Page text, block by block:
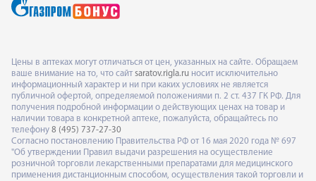
Цены в аптеках могут отличаться от цен, указанных на сайте. Обращаем
ваше внимание на то, что сайт saratov.rigla.ru носит исключительно
информационный характер и ни при каких условиях не является
публичной офертой, определяемой положениями п. 2 ст. 437 ГК РФ. Для
получения подробной информации о действующих ценах на товар и
наличии товара в конкретной аптеке, пожалуйста, обращайтесь по
телефону 8 (495) 737-27-30
Согласно постановлению Правительства РФ от 16 мая 2020 года № 697
"Об утверждении Правил выдачи разрешения на осуществление
розничной торговли лекарственными препаратами для медицинского
применения дистанционным способом, осуществления такой торговли и